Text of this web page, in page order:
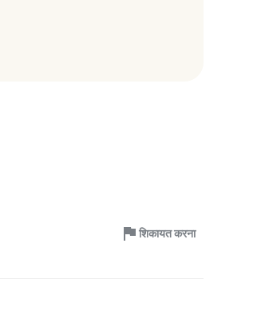
शिकायत करना